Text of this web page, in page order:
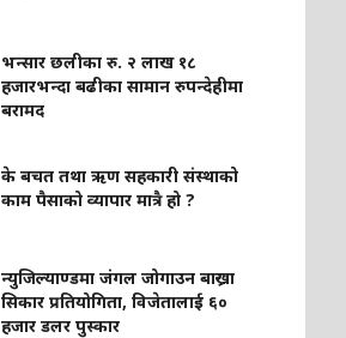
भन्सार छलीका रु. २ लाख १८
हजारभन्दा बढीका सामान रुपन्देहीमा
बरामद
के बचत तथा ऋण सहकारी संस्थाको
काम पैसाको व्यापार मात्रै हो ?
न्युजिल्याण्डमा जंगल जोगाउन बाख्रा
सिकार प्रतियोगिता, विजेतालाई ६०
हजार डलर पुस्कार